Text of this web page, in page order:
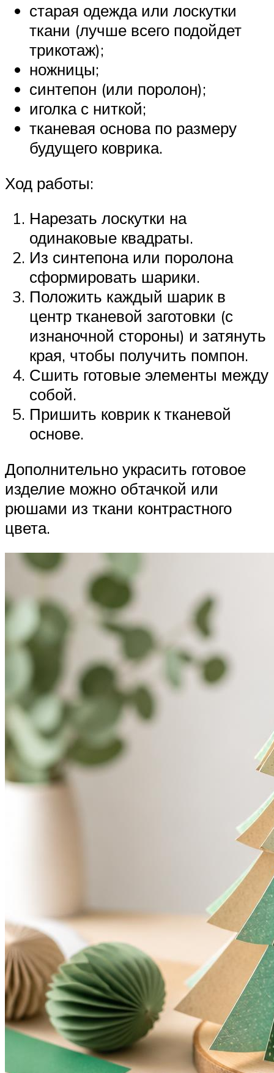
старая одежда или лоскутки
ткани (лучше всего подойдет
трикотаж);
ножницы;
синтепон (или поролон);
иголка с ниткой;
тканевая основа по размеру
будущего коврика.
Ход работы:
Нарезать лоскутки на
одинаковые квадраты.
Из синтепона или поролона
сформировать шарики.
Положить каждый шарик в
центр тканевой заготовки (с
изнаночной стороны) и затянуть
края, чтобы получить помпон.
Сшить готовые элементы между
собой.
Пришить коврик к тканевой
основе.
Дополнительно украсить готовое
изделие можно обтачкой или
рюшами из ткани контрастного
цвета.